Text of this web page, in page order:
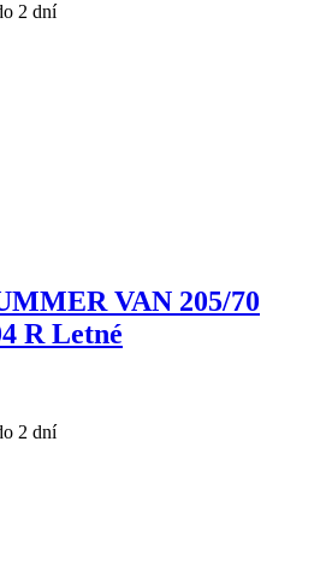
2 dní
VAN 205/70
R Letné
2 dní